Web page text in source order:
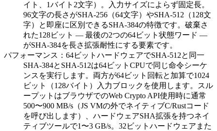
イト、1バイト2文字）。入力サイズによらず固定長。
96文字の長さがSHA-256（64文字）やSHA-512（128文
字）と即座に区別できるSHA-384の特徴です。破棄さ
れた128ビット — 最後の2つの64ビット状態ワード —
がSHA-384を長さ拡張耐性にする要素です。
パフォーマンス：64ビットハードウェアでSHA-512と同一
SHA-384とSHA-512は64ビットCPUで同じ命令シーケ
ンスを実行します。両方が64ビット回転と加算で1024
ビット（128バイト）入力ブロックを使用します。スル
ープットはブラウザでのWeb Crypto API使用時に通常
500〜900 MB/s（JS VMの外でネイティブC/Rustコード
を呼び出します）、ハードウェアSHA拡張を持つネイ
ティブツールで1〜3 GB/s。32ビットハードウェアまた